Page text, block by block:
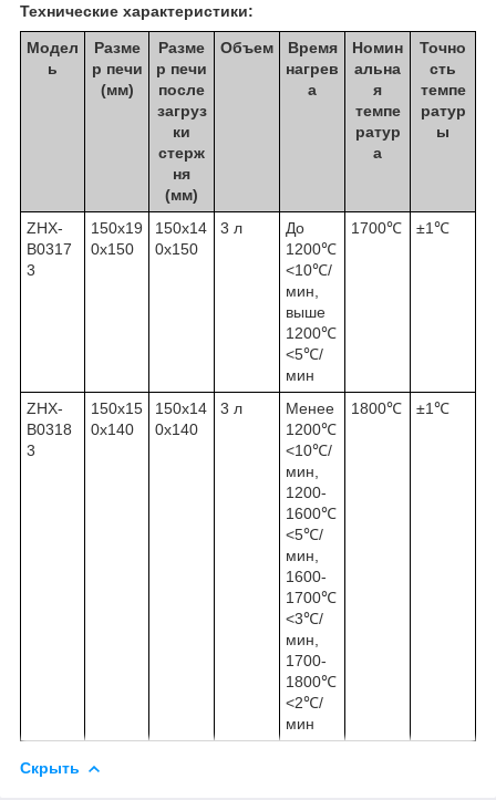
Технические характеристики:
Модел
ь
Разме
р печи
(мм)
Разме
р печи
после
загруз
ки
стерж
ня
(мм)
Объем
Время
нагрев
а
Номин
альна
я
темпе
ратур
а
Точно
сть
темпе
ратур
ы
ZHX-
B0317
3
150x19
0x150
150x14
0x150
3 л
До
1200℃
<10℃/
мин,
выше
1200℃
<5℃/
мин
1700℃ ±1℃
ZHX-
B0318
3
150x15
0x140
150x14
0x140
3 л
Менее
1200℃
<10℃/
мин,
1200-
1600℃
<5℃/
мин,
1600-
1700℃
<3℃/
мин,
1700-
1800℃
<2℃/
мин
1800℃ ±1℃
Скрыть